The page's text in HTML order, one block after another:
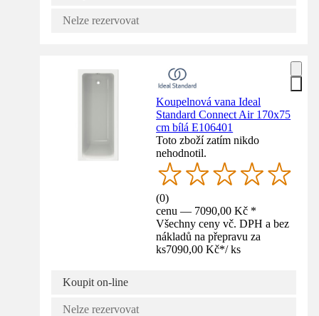
Nelze rezervovat
Koupelnová vana Ideal
Standard Connect Air 170x75
cm bílá E106401
Toto zboží zatím nikdo
nehodnotil.
(0)
cenu — 7090,00 Kč *
Všechny ceny vč. DPH a bez
nákladů na přepravu za
ks7090,00 Kč*/ ks
Koupit on-line
Nelze rezervovat